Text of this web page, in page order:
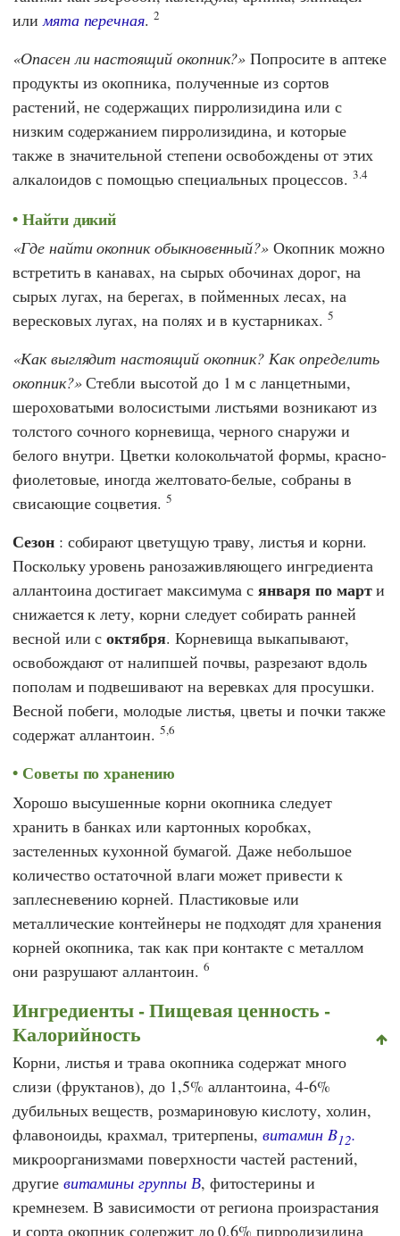
илимята перечная.2
Опасен ли настоящий окопник? Попросите в аптеке
продукты из окопника, полученные из сортов
растений, не содержащих пирролизидина или с
низким содержанием пирролизидина, и которые
также в значительной степени освобождены от этих
алкалоидов с помощью специальных процессов. 3.4
Найти дикий
Где найти окопник обыкновенный? Окопник можно
встретить в канавах, на сырых обочинах дорог, на
сырых лугах, на берегах, в пойменных лесах, на
вересковых лугах, на полях и в кустарниках. 5
Как выглядит настоящий окопник? Как определить
окопник? Стебли высотой до 1 м с ланцетными,
шероховатыми волосистыми листьями возникают из
толстого сочного корневища, черного снаружи и
белого внутри. Цветки колокольчатой формы, красно-
фиолетовые, иногда желтовато-белые, собраны в
свисающие соцветия. 5
Сезон: собирают цветущую траву, листья и корни.
Поскольку уровень ранозаживляющего ингредиента
аллантоина достигает максимума сянваря по марти
снижается к лету, корни следует собирать ранней
весной или соктября. Корневища выкапывают,
освобождают от налипшей почвы, разрезают вдоль
пополам и подвешивают на веревках для просушки.
Весной побеги, молодые листья, цветы и почки также
содержат аллантоин. 5,6
Советы по хранению
Хорошо высушенные корни окопника следует
хранить в банках или картонных коробках,
застеленных кухонной бумагой. Даже небольшое
количество остаточной влаги может привести к
заплесневению корней. Пластиковые или
металлические контейнеры не подходят для хранения
корней окопника, так как при контакте с металлом
они разрушают аллантоин. 6
Ингредиенты - Пищевая ценность -
Калорийность
Корни, листья и трава окопника содержат много
слизи (фруктанов), до 1,5% аллантоина, 4-6%
дубильных веществ, розмариновую кислоту, холин,
флавоноиды, крахмал, тритерпены,витамин B12.
микроорганизмами поверхности частей растений,
другие витамины группы В, фитостерины и
кремнезем. В зависимости от региона произрастания
и сорта окопник содержит до 0,6% пирролизидина